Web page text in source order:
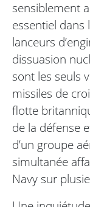
sensiblement
essentiel
lanceurs
dissuasion
sont les seuls
missiles de
flotte
de la défense
d’un groupe
simultanée
Navy sur